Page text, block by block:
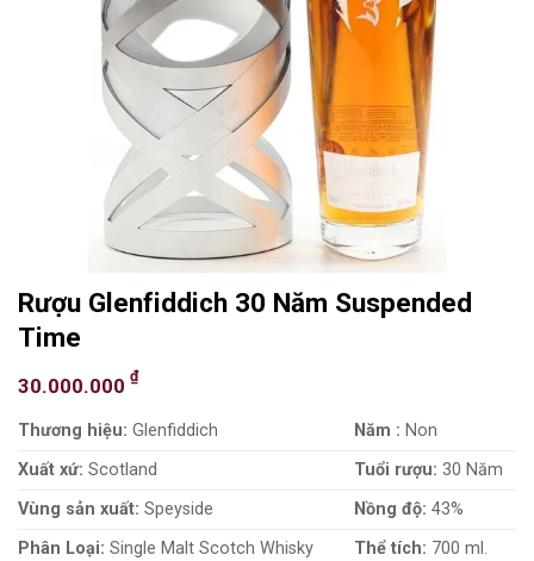
Rượu Glenfiddich 30 Năm Suspended
Time
30.000.000 ₫
Thương hiệu: Glenfiddich Năm : Non
Xuất xứ: Scotland Tuổi rượu:30 Năm
Vùng sản xuất: Speyside Nồng độ: 43%
Phân Loại: Single Malt Scotch Whisky Thể tích: 700 ml.